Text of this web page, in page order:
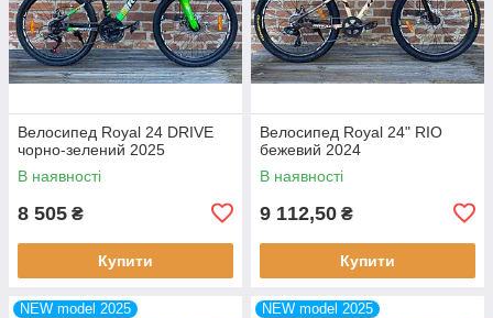
Велосипед Royal 24 DRIVE
чорно-зелений 2025
В наявності
8 505 ₴
Купити
Велосипед Royal 24" RIO
бежевий 2024
В наявності
9 112,50 ₴
Купити
NEW model 2025
NEW model 2025